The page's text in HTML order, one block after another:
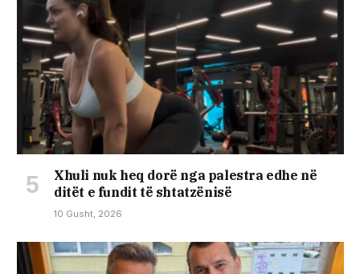
Xhuli nuk heq dorë nga palestra edhe në
ditët e fundit të shtatzënisë
10 Gusht, 2026